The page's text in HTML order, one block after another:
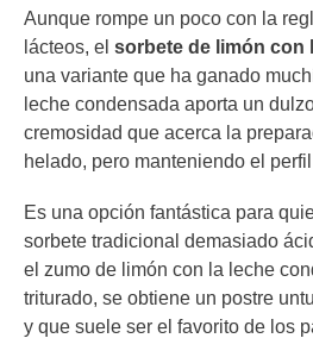
Aunque rompe un poco con la
lácteos, el sorbete de limón con
una variante que ha ganado
leche condensada aporta un
cremosidad que acerca la
helado, pero manteniendo el
Es una opción fantástica para
sorbete tradicional demasiado
el zumo de limón con la leche
triturado, se obtiene un postre
y que suele ser el favorito de los